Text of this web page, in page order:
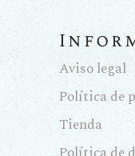
multicapa,
barreras
Aviso legal
Política de
Tienda